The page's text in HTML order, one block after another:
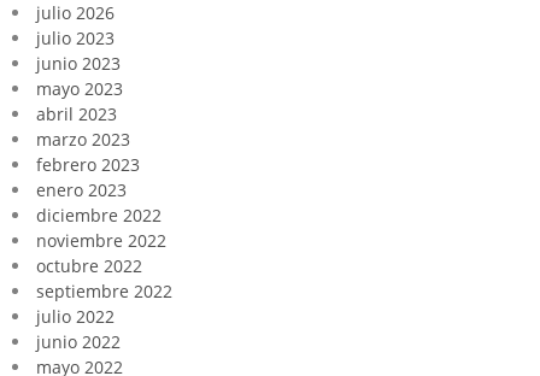
julio 2026
julio 2023
junio 2023
mayo 2023
abril 2023
marzo 2023
febrero 2023
enero 2023
diciembre 2022
noviembre 2022
octubre 2022
septiembre 2022
julio 2022
junio 2022
mayo 2022